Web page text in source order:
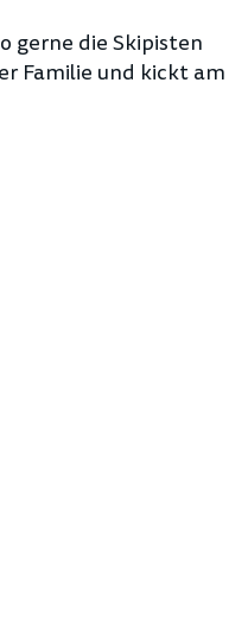
gerne die Skipisten
Familie und kickt am